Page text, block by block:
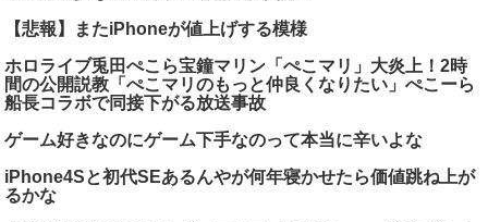
【悲報】またiPhoneが値上げする模様
ホロライブ兎田ぺこら宝鐘マリン「ぺこマリ」大炎上！2時
間の公開説教「ぺこマリのもっと仲良くなりたい」ぺこーら
船長コラボで同接下がる放送事故
ゲーム好きなのにゲーム下手なのって本当に辛いよな
iPhone4Sと初代SEあるんやが何年寝かせたら価値跳ね上が
るかな